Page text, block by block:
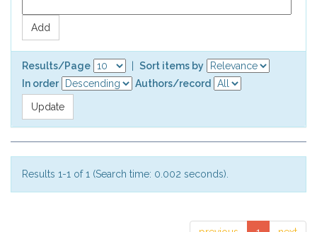
Results/Page
Sort items by
In order
Authors/record
Results 1-1 of 1 (Search time: 0.002 seconds).